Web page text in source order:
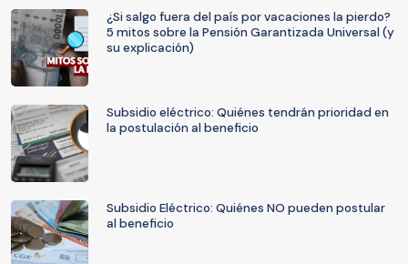
¿Si salgo fuera del país por vacaciones la pierdo?
5 mitos sobre la Pensión Garantizada Universal (y
su explicación)
Subsidio eléctrico: Quiénes tendrán prioridad en
la postulación al beneficio
Subsidio Eléctrico: Quiénes NO pueden postular
al beneficio